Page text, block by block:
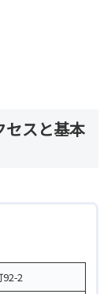
セスと基本
2